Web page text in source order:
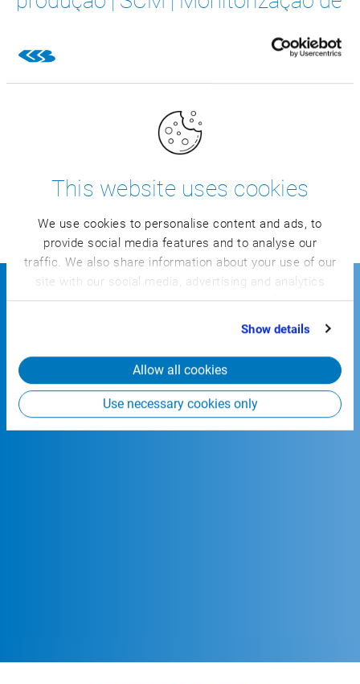
This website uses cookies
We use cookies to personalise content and ads, to
provide social media features and to analyse our
traffic. We also share information about your use of our
site with our social media, advertising and analytics
partners who may combine it with other information
that you’ve provided to them or that they’ve collected
Show details
Allow all cookies
Use necessary cookies only
Automação | Robótica | Gêmeo
digital | Processamento de
imagens industriais | IA | Nuvem
Empresas líderes do setor
negócios com as nossas
soluções ERP: